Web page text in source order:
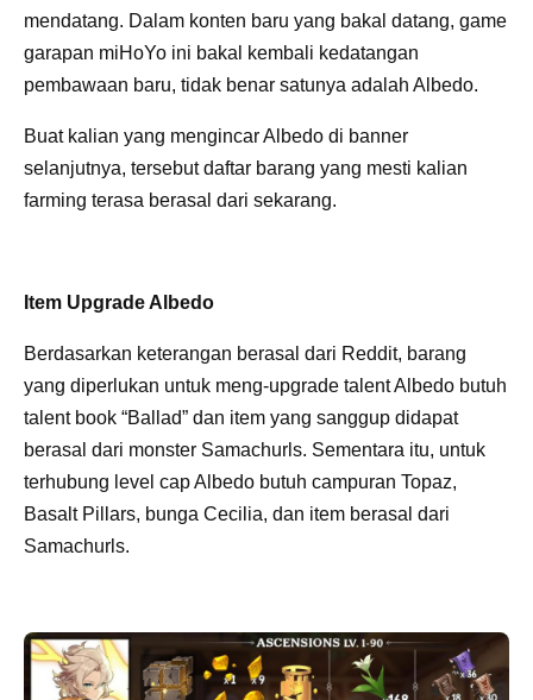
mendatang. Dalam konten baru yang bakal datang, game
garapan miHoYo ini bakal kembali kedatangan
pembawaan baru, tidak benar satunya adalah Albedo.
Buat kalian yang mengincar Albedo di banner
selanjutnya, tersebut daftar barang yang mesti kalian
farming terasa berasal dari sekarang.
Item Upgrade Albedo
Berdasarkan keterangan berasal dari Reddit, barang
yang diperlukan untuk meng-upgrade talent Albedo butuh
talent book “Ballad” dan item yang sanggup didapat
berasal dari monster Samachurls. Sementara itu, untuk
terhubung level cap Albedo butuh campuran Topaz,
Basalt Pillars, bunga Cecilia, dan item berasal dari
Samachurls.